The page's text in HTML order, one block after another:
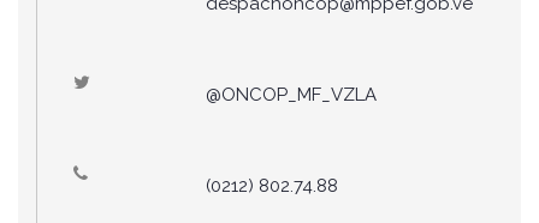
@ONCOP_MF_VZLA
(0212) 802.74.88